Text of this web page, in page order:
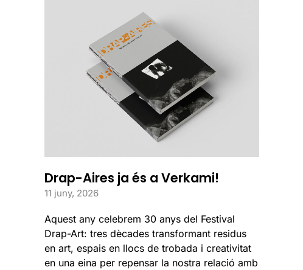
Drap-Aires ja és a Verkami!
11 juny, 2026
Aquest any celebrem 30 anys del Festival
Drap-Art: tres dècades transformant residus
en art, espais en llocs de trobada i creativitat
en una eina per repensar la nostra relació amb